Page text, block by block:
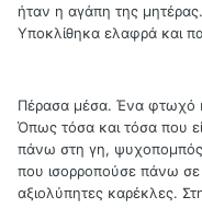
ήταν η αγάπη της
Υποκλίθηκα ελαφρά και
Πέρασα μέσα. Ένα φτωχό
Όπως τόσα και τόσα που
πάνω στη γη,
που ισορροπούσε πάνω σε
αξιολύπητες καρέκλες.